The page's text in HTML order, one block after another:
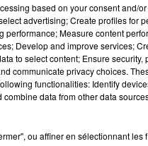
based on your consent and/
advertising; Create profiles for
Measure content
Develop and improve services;
to select content; Ensure
communicate privacy choices.
functionalities: Identify
data from other data
ou affiner en sélectionnant